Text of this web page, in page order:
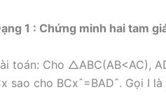
1 : Chứng minh hai tam
toán: Cho △ABC(AB<AC) ,
sao cho BCxˆ=BADˆ. Gọi I